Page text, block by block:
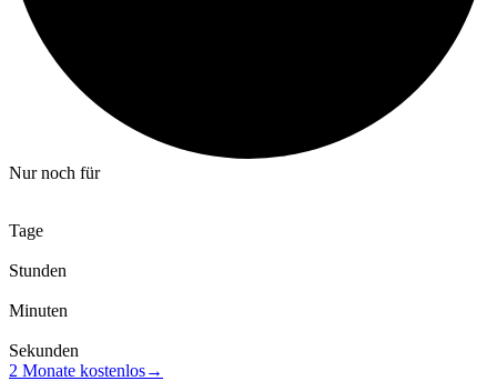
Nur noch für
Tage
Stunden
Minuten
Sekunden
2 Monate kostenlos→